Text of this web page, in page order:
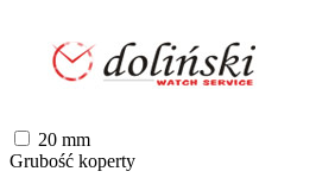
20 mm
Grubość koperty